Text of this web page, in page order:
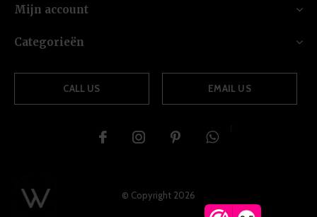
Mijn account
Categorieën
CALL US EMAIL US
© Copyright 2026